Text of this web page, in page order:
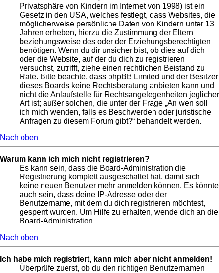
Privatsphäre von Kindern im Internet von 1998) ist ein
Gesetz in den USA, welches festlegt, dass Websites, die
möglicherweise persönliche Daten von Kindern unter 13
Jahren erheben, hierzu die Zustimmung der Eltern
beziehungsweise des oder der Erziehungsberechtigten
benötigen. Wenn du dir unsicher bist, ob dies auf dich
oder die Website, auf der du dich zu registrieren
versuchst, zutrifft, ziehe einen rechtlichen Beistand zu
Rate. Bitte beachte, dass phpBB Limited und der Besitzer
dieses Boards keine Rechtsberatung anbieten kann und
nicht die Anlaufstelle für Rechtsangelegenheiten jeglicher
Art ist; außer solchen, die unter der Frage „An wen soll
ich mich wenden, falls es Beschwerden oder juristische
Anfragen zu diesem Forum gibt?“ behandelt werden.
Nach oben
Warum kann ich mich nicht registrieren?
Es kann sein, dass die Board-Administration die
Registrierung komplett ausgeschaltet hat, damit sich
keine neuen Benutzer mehr anmelden können. Es könnte
auch sein, dass deine IP-Adresse oder der
Benutzername, mit dem du dich registrieren möchtest,
gesperrt wurden. Um Hilfe zu erhalten, wende dich an die
Board-Administration.
Nach oben
Ich habe mich registriert, kann mich aber nicht anmelden!
Überprüfe zuerst, ob du den richtigen Benutzernamen